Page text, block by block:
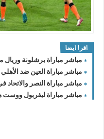
اقرا ايضا
مباشر مباراة برشلونة وريال مايوركا في
مباشر مباراة العين ضد الأهلي يلا شوت اليوم 2023-09-26
مباشر مباراة النصر والاتحاد في
مباشر مباراة ليفربول ووست هام يونايتد